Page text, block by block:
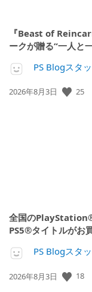
『Beast of
ークが贈る“一人と
PS Blogスタ
公
2026年8月3日 25
全国の
PS5®タイトルがお
PS Blogスタ
公
2026年8月3日 18